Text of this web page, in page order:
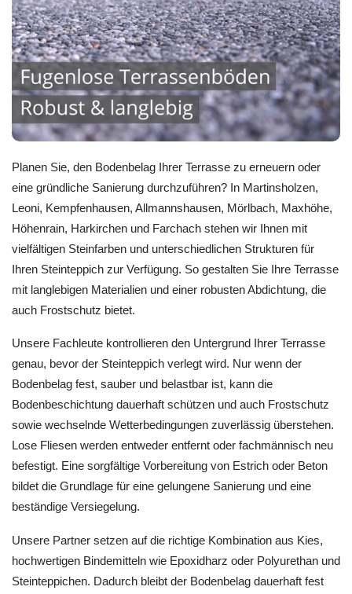
Planen Sie, den Bodenbelag Ihrer Terrasse zu erneuern oder
eine gründliche Sanierung durchzuführen? In Martinsholzen,
Leoni, Kempfenhausen, Allmannshausen, Mörlbach, Maxhöhe,
Höhenrain, Harkirchen und Farchach stehen wir Ihnen mit
vielfältigen Steinfarben und unterschiedlichen Strukturen für
Ihren Steinteppich zur Verfügung. So gestalten Sie Ihre Terrasse
mit langlebigen Materialien und einer robusten Abdichtung, die
auch Frostschutz bietet.
Unsere Fachleute kontrollieren den Untergrund Ihrer Terrasse
genau, bevor der Steinteppich verlegt wird. Nur wenn der
Bodenbelag fest, sauber und belastbar ist, kann die
Bodenbeschichtung dauerhaft schützen und auch Frostschutz
sowie wechselnde Wetterbedingungen zuverlässig überstehen.
Lose Fliesen werden entweder entfernt oder fachmännisch neu
befestigt. Eine sorgfältige Vorbereitung von Estrich oder Beton
bildet die Grundlage für eine gelungene Sanierung und eine
beständige Versiegelung.
Unsere Partner setzen auf die richtige Kombination aus Kies,
hochwertigen Bindemitteln wie Epoxidharz oder Polyurethan und
Steinteppichen. Dadurch bleibt der Bodenbelag dauerhaft fest